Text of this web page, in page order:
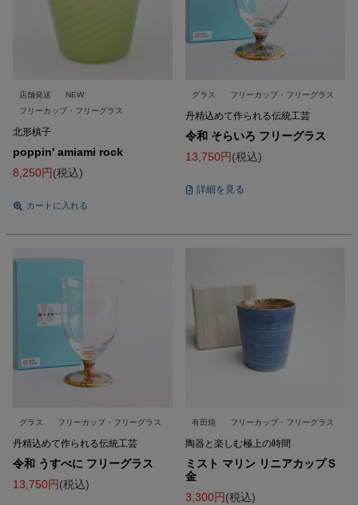
店舗発送
NEW
フリーカップ・フリーグラス
北形槙子
poppin' amiami rock
8,250
税込
カートに入れる
グラス フリーカップ・フリーグラス
丹精込めて作られる伝統工芸
令和 そらいろ フリーグラス
13,750
税込
詳細を見る
グラス フリーカップ・フリーグラス
丹精込めて作られる伝統工芸
令和 うすべに フリーグラス
13,750
税込
有田焼 フリーカップ・フリーグラス
陶器と楽しむ極上の時間
ミスト マリン リニアカップＳ
金
3,300
税込